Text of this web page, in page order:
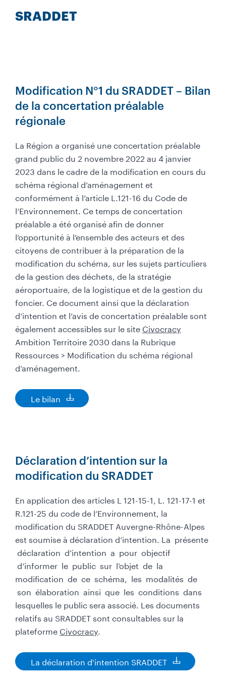
r
e
SRADDET
Modification N°1 du SRADDET – Bilan
de la concertation préalable
régionale
La Région a organisé une concertation préalable
grand public du 2 novembre 2022 au 4 janvier
2023 dans le cadre de la modification en cours du
schéma régional d’aménagement et
conformément à l’article L.121-16 du Code de
l’Environnement. Ce temps de concertation
préalable a été organisé afin de donner
l’opportunité à l’ensemble des acteurs et des
citoyens de contribuer à la préparation de la
modification du schéma, sur les sujets particuliers
de la gestion des déchets, de la stratégie
aéroportuaire, de la logistique et de la gestion du
foncier. Ce document ainsi que la déclaration
d’intention et l’avis de concertation préalable sont
également accessibles sur le site Civocracy
Ambition Territoire 2030 dans la Rubrique
Ressources > Modification du schéma régional
d’aménagement.
Le bilan
o
e
n
t
t
l
é
c
h
a
r
g
e
r
Déclaration d’intention sur la
modification du SRADDET
En application des articles L 121-15-1, L. 121-17-1 et
R.121-25 du code de l’Environnement, la
modification du SRADDET Auvergne-Rhône-Alpes
est soumise à déclaration d’intention. La présente
déclaration d’intention a pour objectif
d’informer le public sur l’objet de la
modification de ce schéma, les modalités de
son élaboration ainsi que les conditions dans
lesquelles le public sera associé. Les documents
relatifs au SRADDET sont consultables sur la
plateforme Civocracy.
La déclaration d'intention SRADDET
o